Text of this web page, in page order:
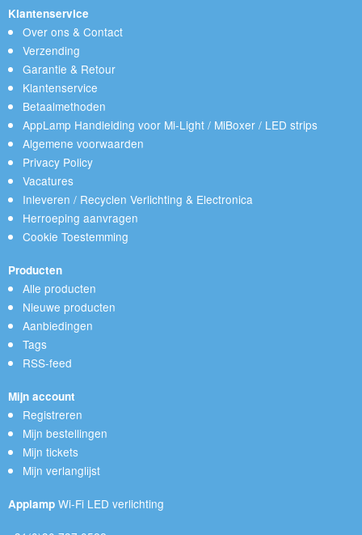
Klantenservice
Over ons & Contact
Verzending
Garantie & Retour
Klantenservice
Betaalmethoden
AppLamp Handleiding voor Mi-Light / MiBoxer / LED strips
Algemene voorwaarden
Privacy Policy
Vacatures
Inleveren / Recyclen Verlichting & Electronica
Herroeping aanvragen
Cookie Toestemming
Producten
Alle producten
Nieuwe producten
Aanbiedingen
Tags
RSS-feed
Mijn account
Registreren
Mijn bestellingen
Mijn tickets
Mijn verlanglijst
Applamp Wi-Fi LED verlichting